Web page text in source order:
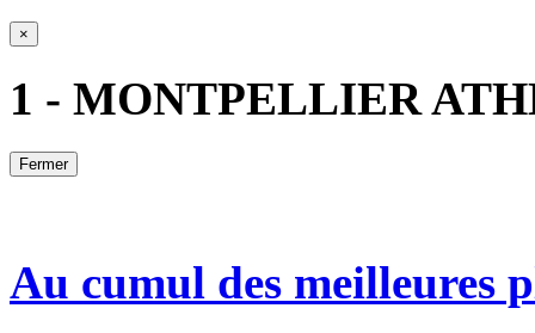
×
1 - MONTPELLIER
Fermer
Au cumul des meilleures